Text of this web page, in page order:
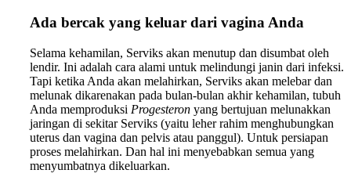
Ada bercak yang keluar dari vagina Anda
Selama kehamilan, Serviks akan menutup dan disumbat oleh
lendir. Ini adalah cara alami untuk melindungi janin dari infeksi.
Tapi ketika Anda akan melahirkan, Serviks akan melebar dan
melunak dikarenakan pada bulan-bulan akhir kehamilan, tubuh
Anda memproduksi Progesteron yang bertujuan melunakkan
jaringan di sekitar Serviks (yaitu leher rahim menghubungkan
uterus dan vagina dan pelvis atau panggul). Untuk persiapan
proses melahirkan. Dan hal ini menyebabkan semua yang
menyumbatnya dikeluarkan.